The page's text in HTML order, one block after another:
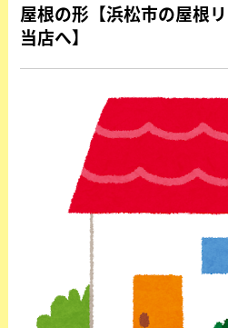
屋根の形【浜松市の屋根
当店へ】